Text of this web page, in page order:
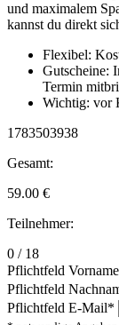
und maximalem
kannst du direkt
Flexibel:
Gutscheine:
Termin
Wichtig: vor
1783503938
Gesamt:
59.00 €
Teilnehmer:
0 / 18
Pflichtfeld Vorname
Pflichtfeld
Pflichtfeld E-Mail*